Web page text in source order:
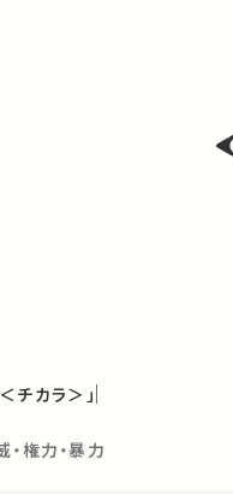
チカラ＞」
権力・暴力